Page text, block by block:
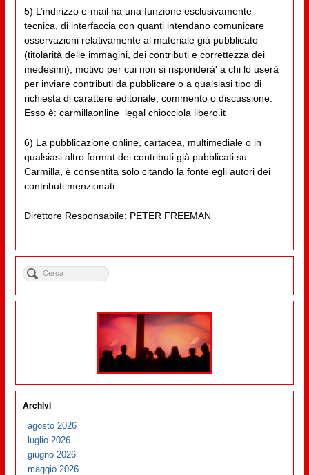
5) L’indirizzo e-mail ha una funzione esclusivamente
tecnica, di interfaccia con quanti intendano comunicare
osservazioni relativamente al materiale già pubblicato
(titolarità delle immagini, dei contributi e correttezza dei
medesimi), motivo per cui non si risponderà' a chi lo userà
per inviare contributi da pubblicare o a qualsiasi tipo di
richiesta di carattere editoriale, commento o discussione.
Esso è: carmillaonline_legal chiocciola libero.it
6) La pubblicazione online, cartacea, multimediale o in
qualsiasi altro format dei contributi già pubblicati su
Carmilla, è consentita solo citando la fonte egli autori dei
contributi menzionati.
Direttore Responsabile: PETER FREEMAN
Archivi
agosto 2026
luglio 2026
giugno 2026
maggio 2026